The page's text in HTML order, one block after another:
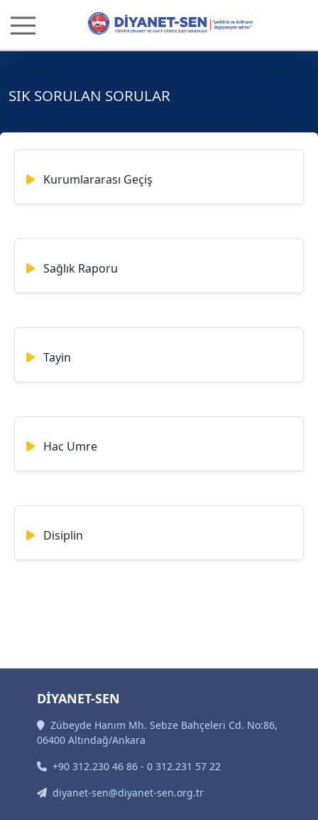
SIK SORULAN SORULAR
Kurumlararası Geçiş
Sağlık Raporu
Tayin
Hac Umre
Disiplin
DİYANET-SEN
Zübeyde Hanım Mh. Sebze Bahçeleri Cd. No:86,
06400 Altındağ/Ankara
+90 312.230 46 86 - 0 312.231 57 22
diyanet-sen@diyanet-sen.org.tr